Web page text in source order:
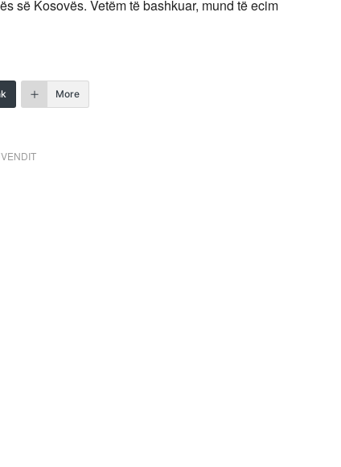
së Kosovës. Vetëm të bashkuar, mund të ecim
More